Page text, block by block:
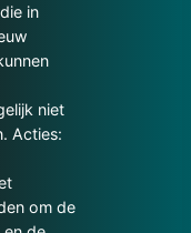
in
niet
Acties:
om de